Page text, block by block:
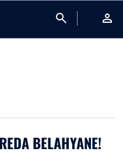
search person
BELAHYANE!